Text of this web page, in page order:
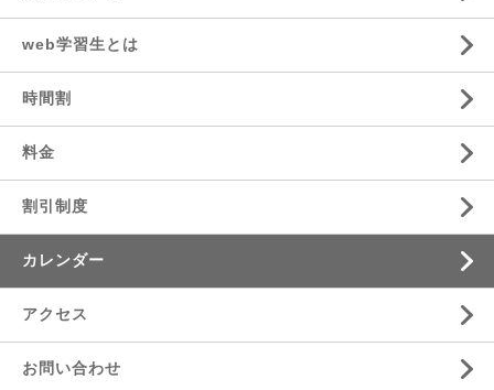
web学習生とは
時間割
料金
割引制度
カレンダー
アクセス
お問い合わせ